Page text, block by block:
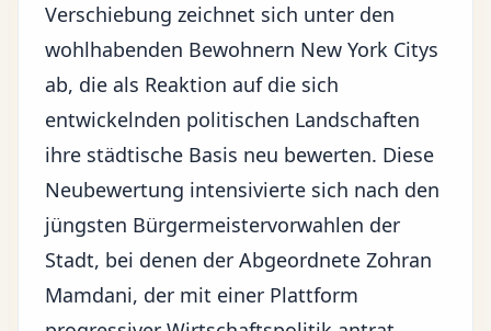
Verschiebung zeichnet sich unter den
wohlhabenden Bewohnern New York Citys
ab, die als Reaktion auf die sich
entwickelnden politischen Landschaften
ihre städtische Basis neu bewerten. Diese
Neubewertung intensivierte sich nach den
jüngsten Bürgermeistervorwahlen der
Stadt, bei denen der Abgeordnete Zohran
Mamdani, der mit einer Plattform